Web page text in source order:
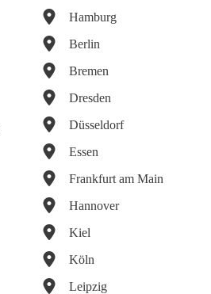
Hamburg
Berlin
Bremen
Dresden
Düsseldorf
Essen
Frankfurt am Main
Hannover
Kiel
Köln
Leipzig